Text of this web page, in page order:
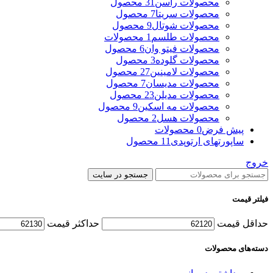
محصولات سریتا7 محصول
محصولات شوتال9 محصول
محصولات طلسم 1 محصولات
محصولات فیتو وان6 محصول
محصولات گلوده3 محصول
محصولات لامینین27 محصول
محصولات مدیسان7 محصول
محصولات مدیلن23 محصول
محصولات مه اسکین9 محصول
محصولات هسل2 محصول
پیش فرض0 محصولات
ساپورتهای ارتوپدی 11 محصول
خروج
جستجو در سایت
فیلتر قیمت
حداقل قیمت حداکثر قیمت
دسته‌های محصولات